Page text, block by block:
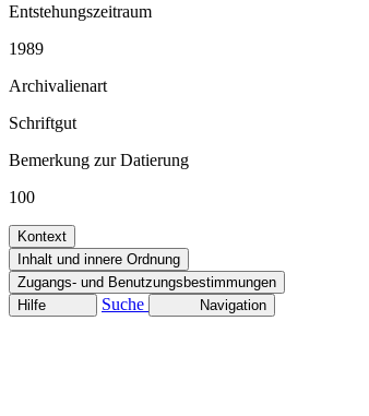
Entstehungszeitraum
1989
Archivalienart
Schriftgut
Bemerkung zur Datierung
100
Kontext
Inhalt und innere Ordnung
Zugangs- und Benutzungsbestimmungen
Hilfe
Suche Navigation